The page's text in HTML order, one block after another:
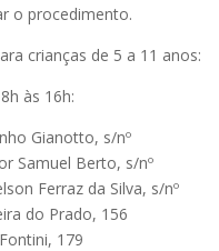
o procedimento.
crianças de 5 a 11 anos:
às 16h:
Gianotto, s/nº
Samuel Berto, s/nº
Ferraz da Silva, s/nº
do Prado, 156
179